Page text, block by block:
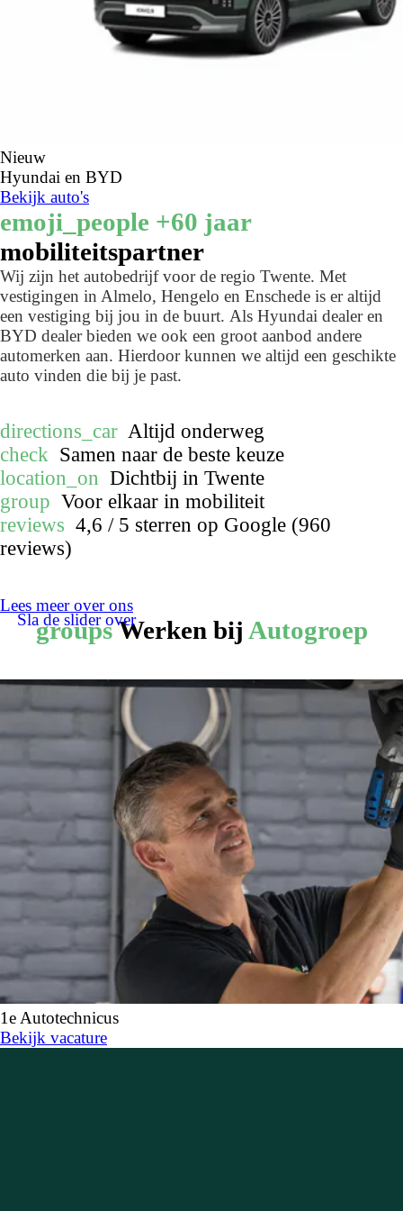
Nieuw
Hyundai en BYD
Bekijk auto's
emoji_people +60 jaar
mobiliteitspartner
Wij zijn het autobedrijf voor de regio Twente. Met
vestigingen in Almelo, Hengelo en Enschede is er altijd
een vestiging bij jou in de buurt. Als Hyundai dealer en
BYD dealer bieden we ook een groot aanbod andere
automerken aan. Hierdoor kunnen we altijd een geschikte
auto vinden die bij je past.
directions_car Altijd onderweg
check Samen naar de beste keuze
location_on Dichtbij in Twente
group Voor elkaar in mobiliteit
reviews 4,6 / 5 sterren op Google (960
reviews)
Lees meer over ons
groupsWerken bij Autogroep
Sla de slider over
1e Autotechnicus
Bekijk vacature